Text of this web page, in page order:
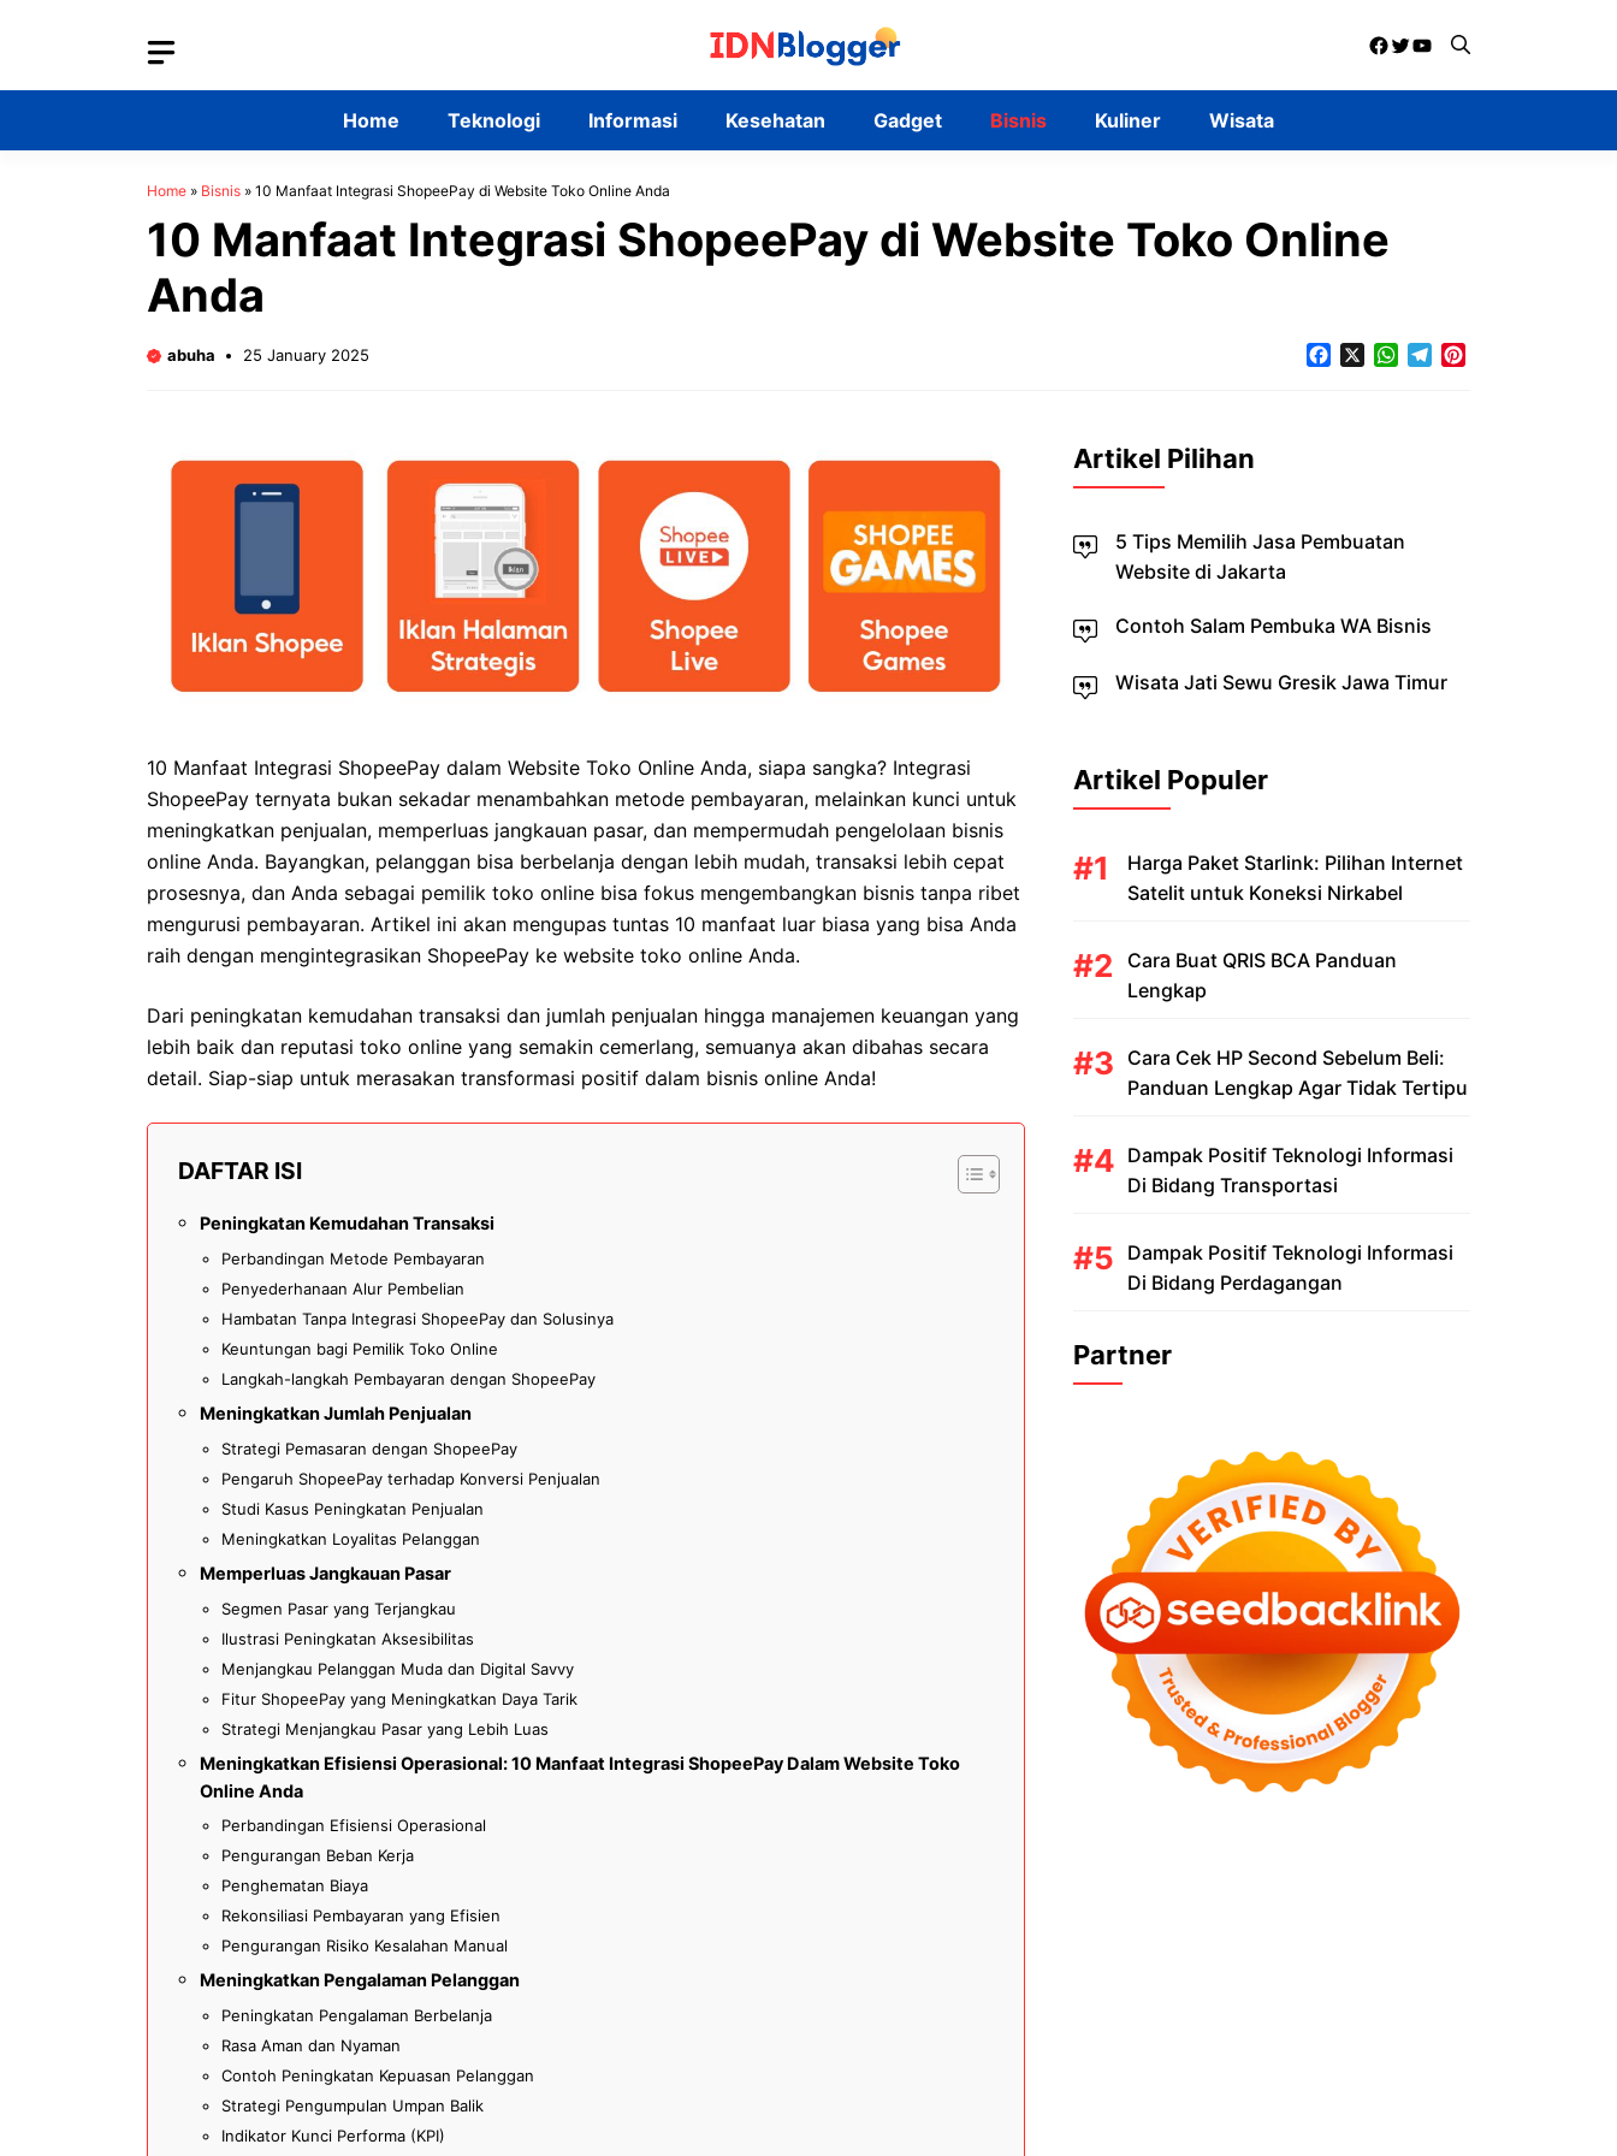
Facebook
Twitter
YouTube
Home Teknologi Informasi Kesehatan Gadget Bisnis Kuliner Wisata
Home » Bisnis » 10 Manfaat Integrasi ShopeePay di Website Toko Online Anda
10 Manfaat Integrasi ShopeePay di Website Toko Online
Anda
abuha 25 January 2025 FacebookWhatsApp
Telegram
10 Manfaat Integrasi ShopeePay dalam Website Toko Online Anda, siapa sangka? Integrasi
ShopeePay ternyata bukan sekadar menambahkan metode pembayaran, melainkan kunci untuk
meningkatkan penjualan, memperluas jangkauan pasar, dan mempermudah pengelolaan bisnis
online Anda. Bayangkan, pelanggan bisa berbelanja dengan lebih mudah, transaksi lebih cepat
prosesnya, dan Anda sebagai pemilik toko online bisa fokus mengembangkan bisnis tanpa ribet
mengurusi pembayaran. Artikel ini akan mengupas tuntas 10 manfaat luar biasa yang bisa Anda
raih dengan mengintegrasikan ShopeePay ke website toko online Anda.
Dari peningkatan kemudahan transaksi dan jumlah penjualan hingga manajemen keuangan yang
lebih baik dan reputasi toko online yang semakin cemerlang, semuanya akan dibahas secara
detail. Siap-siap untuk merasakan transformasi positif dalam bisnis online Anda!
DAFTAR ISI
Peningkatan Kemudahan Transaksi
Perbandingan Metode Pembayaran
Penyederhanaan Alur Pembelian
Hambatan Tanpa Integrasi ShopeePay dan Solusinya
Keuntungan bagi Pemilik Toko Online
Langkah-langkah Pembayaran dengan ShopeePay
Meningkatkan Jumlah Penjualan
Strategi Pemasaran dengan ShopeePay
Pengaruh ShopeePay terhadap Konversi Penjualan
Studi Kasus Peningkatan Penjualan
Meningkatkan Loyalitas Pelanggan
Memperluas Jangkauan Pasar
Segmen Pasar yang Terjangkau
Ilustrasi Peningkatan Aksesibilitas
Menjangkau Pelanggan Muda dan Digital Savvy
Fitur ShopeePay yang Meningkatkan Daya Tarik
Strategi Menjangkau Pasar yang Lebih Luas
Meningkatkan Efisiensi Operasional: 10 Manfaat Integrasi ShopeePay Dalam Website Toko
Online Anda
Perbandingan Efisiensi Operasional
Pengurangan Beban Kerja
Penghematan Biaya
Rekonsiliasi Pembayaran yang Efisien
Pengurangan Risiko Kesalahan Manual
Meningkatkan Pengalaman Pelanggan
Peningkatan Pengalaman Berbelanja
Rasa Aman dan Nyaman
Contoh Peningkatan Kepuasan Pelanggan
Strategi Pengumpulan Umpan Balik
Indikator Kunci Performa (KPI)
Artikel Pilihan
5 Tips Memilih Jasa Pembuatan
Website di Jakarta
Contoh Salam Pembuka WA Bisnis
Wisata Jati Sewu Gresik Jawa Timur
Artikel Populer
Harga Paket Starlink: Pilihan Internet
Satelit untuk Koneksi Nirkabel
Cara Buat QRIS BCA Panduan
Lengkap
Cara Cek HP Second Sebelum Beli:
Panduan Lengkap Agar Tidak Tertipu
Dampak Positif Teknologi Informasi
Di Bidang Transportasi
Dampak Positif Teknologi Informasi
Di Bidang Perdagangan
Partner